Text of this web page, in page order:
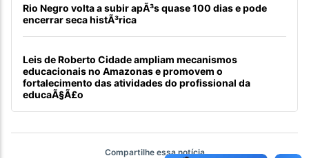
Rio Negro volta a subir apÃ³s quase 100 dias e pode
encerrar seca histÃ³rica
Leis de Roberto Cidade ampliam mecanismos
educacionais no Amazonas e promovem o
fortalecimento das atividades do profissional da
educaÃ§Ã£o
Compartilhe essa notícia